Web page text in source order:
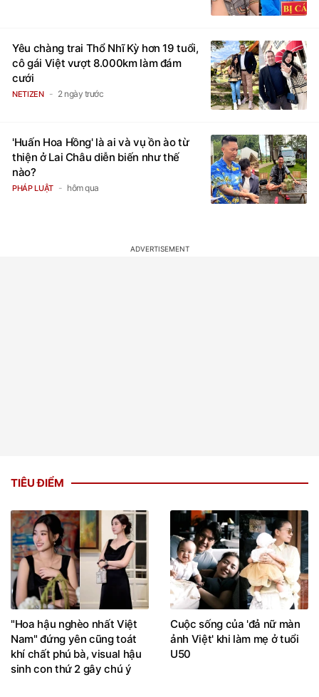
Yêu chàng trai Thổ Nhĩ Kỳ hơn 19 tuổi,
cô gái Việt vượt 8.000km làm đám
cưới
NETIZEN 2 ngày trước
'Huấn Hoa Hồng' là ai và vụ ồn ào từ
thiện ở Lai Châu diễn biến như thế
nào?
PHÁP LUẬT hôm qua
TIÊU ĐIỂM
"Hoa hậu nghèo nhất Việt
Nam" đứng yên cũng toát
khí chất phú bà, visual hậu
sinh con thứ 2 gây chú ý
Cuộc sống của 'đả nữ màn
ảnh Việt' khi làm mẹ ở tuổi
U50